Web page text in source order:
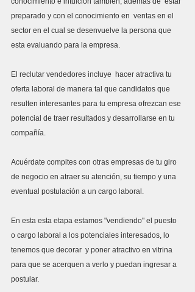
preparado y con el conocimiento en  ventas en el
sector en el cual se desenvuelve la persona que
esta evaluando para la empresa.
El reclutar vendedores incluye  hacer atractiva tu
oferta laboral de manera tal que candidatos que
resulten interesantes para tu empresa ofrezcan ese
potencial de traer resultados y desarrollarse en tu
compañía.
Acuérdate compites con otras empresas de tu giro
de negocio en atraer su atención, su tiempo y una
eventual postulación a un cargo laboral.
En esta esta etapa estamos "vendiendo" el puesto
o cargo laboral a los potenciales interesados, lo
tenemos que decorar  y poner atractivo en vitrina
para que se acerquen a verlo y puedan ingresar a
postular.